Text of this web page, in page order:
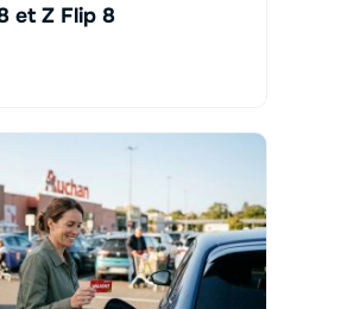
et Z Flip 8